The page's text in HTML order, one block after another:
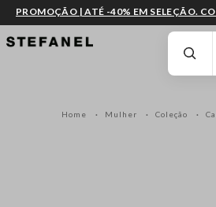
IR PARA O CONTEÚDO PRINCIPAL DESÇA
PROMOÇÃO | ATÉ -40% EM SELEÇÃO.
Home Mulher Coleção